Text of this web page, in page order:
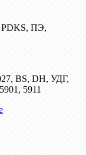
PDKS, ПЭ,
BS, DH, УДГ,
5911